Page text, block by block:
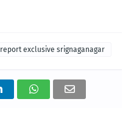
report exclusive srignaganagar